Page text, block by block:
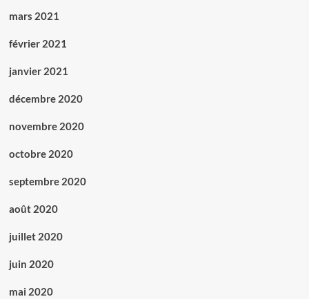
mars 2021
février 2021
janvier 2021
décembre 2020
novembre 2020
octobre 2020
septembre 2020
août 2020
juillet 2020
juin 2020
mai 2020